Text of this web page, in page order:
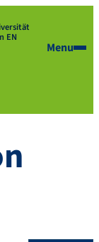
EN
Menu